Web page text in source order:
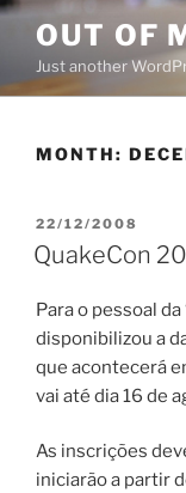
Skip
content
OUT OF
Just another
MONTH:
POSTED
ON
22/12/2008
QuakeCon
Para o pessoal da
disponibilizou a
que acontecerá
vai até dia 16 de
As inscrições
iniciarão a partir